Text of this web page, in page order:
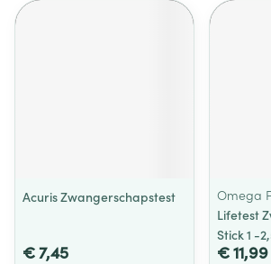
Acuris Zwangerschapstest
€ 7,45
Omega
Lifetest
Stick 1 -
€ 11,99